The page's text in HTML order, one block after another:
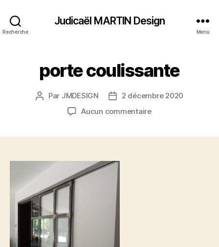
Recherche
Judicaël MARTIN Design
Menu
porte coulissante
Auteur
Par JMDESIGN
Date2 décembre 2020
Aucun commentairesur